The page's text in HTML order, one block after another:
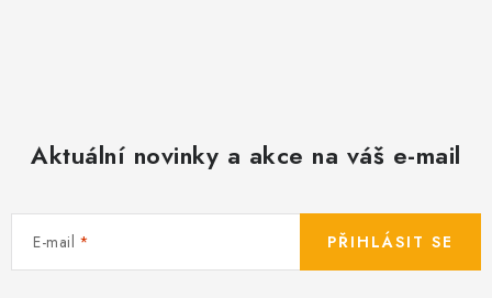
Aktuální novinky a akce na váš e-mail
E-mail PŘIHLÁSIT SE